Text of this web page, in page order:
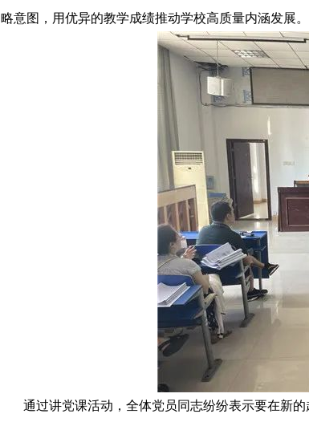
略意图，用优异的教学成绩推动学校高质量内涵发展。
通过讲党课活动，全体党员同志纷纷表示要在新